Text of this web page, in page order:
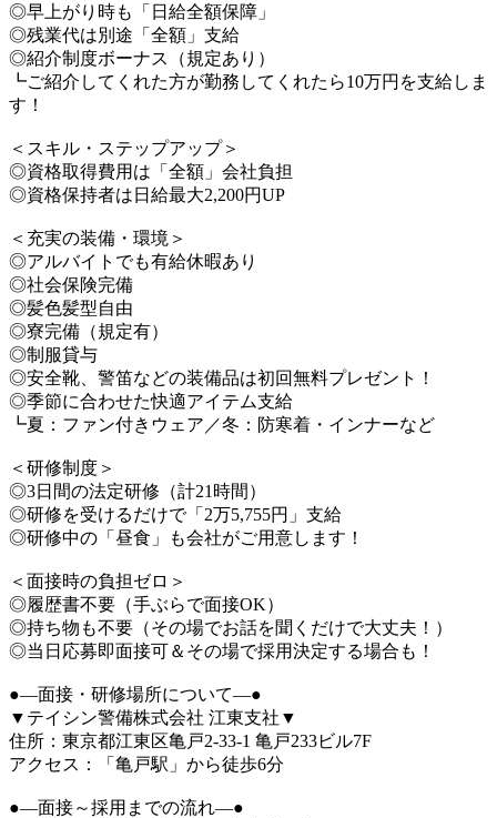
◎早上がり時も「日給全額保障」
◎残業代は別途「全額」支給
◎紹介制度ボーナス（規定あり）
┗ご紹介してくれた方が勤務してくれたら10万円を支給しま
す！
＜スキル・ステップアップ＞
◎資格取得費用は「全額」会社負担
◎資格保持者は日給最大2,200円UP
＜充実の装備・環境＞
◎アルバイトでも有給休暇あり
◎社会保険完備
◎髪色髪型自由
◎寮完備（規定有）
◎制服貸与
◎安全靴、警笛などの装備品は初回無料プレゼント！
◎季節に合わせた快適アイテム支給
┗夏：ファン付きウェア／冬：防寒着・インナーなど
＜研修制度＞
◎3日間の法定研修（計21時間）
◎研修を受けるだけで「2万5,755円」支給
◎研修中の「昼食」も会社がご用意します！
＜面接時の負担ゼロ＞
◎履歴書不要（手ぶらで面接OK）
◎持ち物も不要（その場でお話を聞くだけで大丈夫！）
◎当日応募即面接可＆その場で採用決定する場合も！
●―面接・研修場所について―●
▼テイシン警備株式会社 江東支社▼
住所：東京都江東区亀戸2-33-1 亀戸233ビル7F
アクセス：「亀戸駅」から徒歩6分
●―面接～採用までの流れ―●